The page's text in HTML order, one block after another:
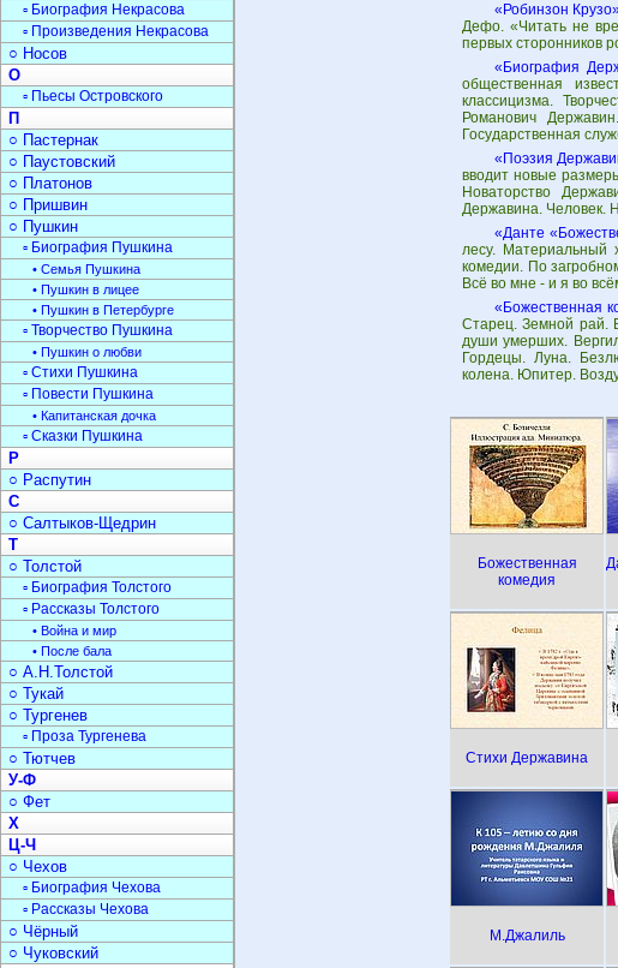
«Робинзон
Дефо. «Читать не
первых сторонников
«Биография
общественная
классицизма.
Романович
Государственная
«Поэзия
вводит новые
Новаторство
Державина. Человек.
«Данте
лесу. Материальный
комедии. По
Всё во мне - и я во
«Божественная
Старец. Земной рай.
души умерших.
Гордецы. Луна.
колена. Юпитер.
Божественная
комедия
Стихи Державина
М.Джалиль
▫ Биография Некрасова
▫ Произведения Некрасова
○ Носов
О
▫ Пьесы Островского
П
○ Пастернак
○ Паустовский
○ Платонов
○ Пришвин
○ Пушкин
▫ Биография Пушкина
• Семья Пушкина
• Пушкин в лицее
• Пушкин в Петербурге
▫ Творчество Пушкина
• Пушкин о любви
▫ Стихи Пушкина
▫ Повести Пушкина
• Капитанская дочка
▫ Сказки Пушкина
Р
○ Распутин
С
○ Салтыков-Щедрин
Т
○ Толстой
▫ Биография Толстого
▫ Рассказы Толстого
• Война и мир
• После бала
○ А.Н.Толстой
○ Тукай
○ Тургенев
▫ Проза Тургенева
○ Тютчев
У-Ф
○ Фет
Х
Ц-Ч
○ Чехов
▫ Биография Чехова
▫ Рассказы Чехова
○ Чёрный
○ Чуковский